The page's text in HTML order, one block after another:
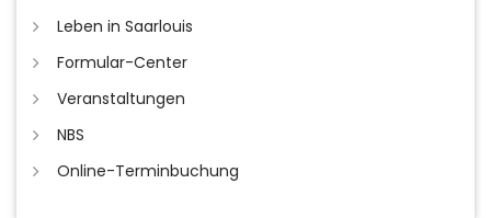
Leben in Saarlouis
Formular-Center
Veranstaltungen
NBS
Online-Terminbuchung